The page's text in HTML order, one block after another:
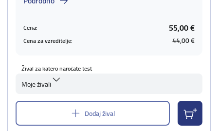
Cena: 55,00 €
Cena za vzreditelje: 44,00 €
Žival za katero naročate test
Moje živali
Dodaj žival